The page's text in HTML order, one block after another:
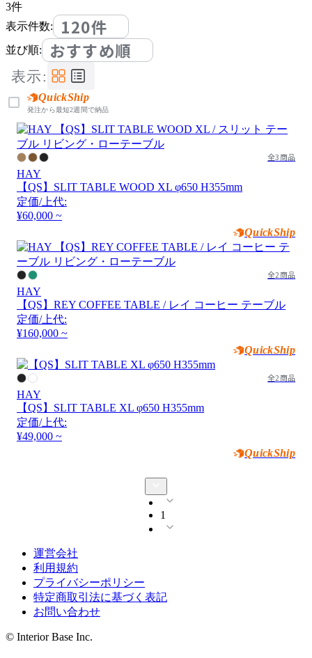
3件
表示件数:
120件
並び順: おすすめ順
表示:
QuickShip
発注から最短2週間で納品
全3商品
HAY
【QS】SLIT TABLE WOOD XL φ650 H355mm
定価/上代:
¥60,000 ~
QuickShip
全2商品
HAY
【QS】REY COFFEE TABLE / レイ コーヒー テーブル
定価/上代:
¥160,000 ~
QuickShip
全2商品
HAY
【QS】SLIT TABLE XL φ650 H355mm
定価/上代:
¥49,000 ~
QuickShip
1
運営会社
利用規約
プライバシーポリシー
特定商取引法に基づく表記
お問い合わせ
© Interior Base Inc.